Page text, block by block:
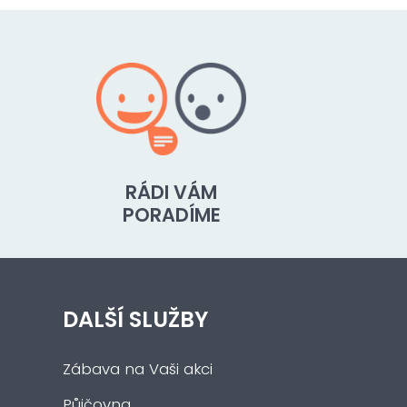
RÁDI VÁM
PORADÍME
DALŠÍ SLUŽBY
Zábava na Vaši akci